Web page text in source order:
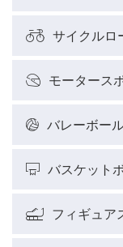
サイクルロ
モータース
バレーボー
バスケット
フィギュア